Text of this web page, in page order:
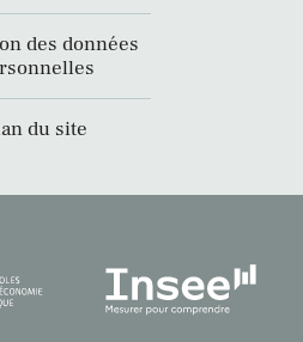
des données
du site